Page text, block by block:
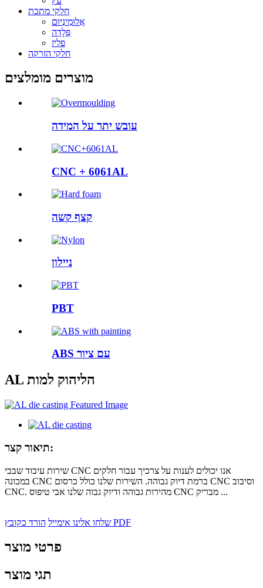
חלקי מתכת
אֲלוּמִינְיוּם
פְּלָדָה
פליז
חלקי הזרקה
מוצרים מומלצים
עובש יתר על המידה
CNC + 6061AL
קצף קשה
ניילון
PBT
ABS עם ציור
AL הליהוק למות
תיאור קצר:
שירות עיבוד שבבי CNC אנו יכולים לענות על צרכיך עבור חלקים
במכונה CNC ברמת דיוק גבוהה. השירות שלנו כולל כרסום CNC וסיבוב
CNC. מהירות גבוהה ודיוק גבוה שלנו אבי טיפוס CNC מבריק ...
שלחו אלינו אימייל הורד כקובץ PDF
פרטי מוצר
תגי מוצר